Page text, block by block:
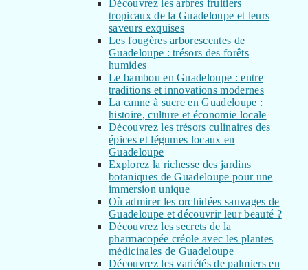
Découvrez les arbres fruitiers
tropicaux de la Guadeloupe et leurs
saveurs exquises
Les fougères arborescentes de
Guadeloupe : trésors des forêts
humides
Le bambou en Guadeloupe : entre
traditions et innovations modernes
La canne à sucre en Guadeloupe :
histoire, culture et économie locale
Découvrez les trésors culinaires des
épices et légumes locaux en
Guadeloupe
Explorez la richesse des jardins
botaniques de Guadeloupe pour une
immersion unique
Où admirer les orchidées sauvages de
Guadeloupe et découvrir leur beauté ?
Découvrez les secrets de la
pharmacopée créole avec les plantes
médicinales de Guadeloupe
Découvrez les variétés de palmiers en